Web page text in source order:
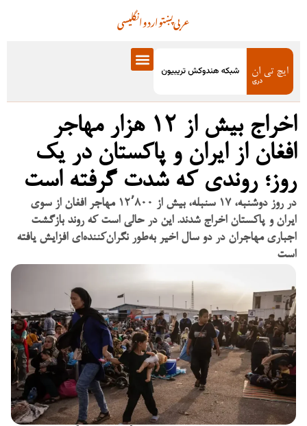
انگلیسیاردوپښتوعربی
اخراج بیش از ۱۲ هزار مهاجر
افغان از ایران و پاکستان در یک
روز؛ روندی که شدت گرفته است
در روز دوشنبه، ۱۷ سنبله، بیش از ۱۲٬۸۰۰ مهاجر افغان از سوی
ایران و پاکستان اخراج شدند. این در حالی است که روند بازگشت
اجباری مهاجران در دو سال اخیر به‌طور نگران‌کننده‌ای افزایش یافته
است